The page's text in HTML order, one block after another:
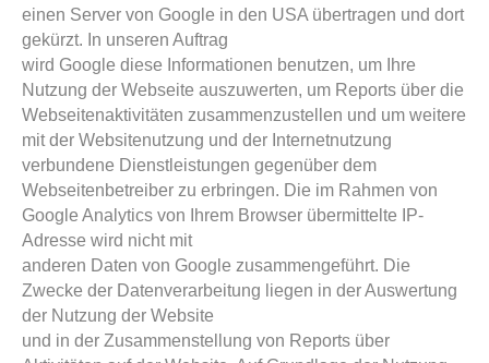
einen Server von Google in den USA übertragen und dort
gekürzt. In unseren Auftrag
wird Google diese Informationen benutzen, um Ihre
Nutzung der Webseite auszuwerten, um Reports über die
Webseitenaktivitäten zusammenzustellen und um weitere
mit der Websitenutzung und der Internetnutzung
verbundene Dienstleistungen gegenüber dem
Webseitenbetreiber zu erbringen. Die im Rahmen von
Google Analytics von Ihrem Browser übermittelte IP-
Adresse wird nicht mit
anderen Daten von Google zusammengeführt. Die
Zwecke der Datenverarbeitung liegen in der Auswertung
der Nutzung der Website
und in der Zusammenstellung von Reports über